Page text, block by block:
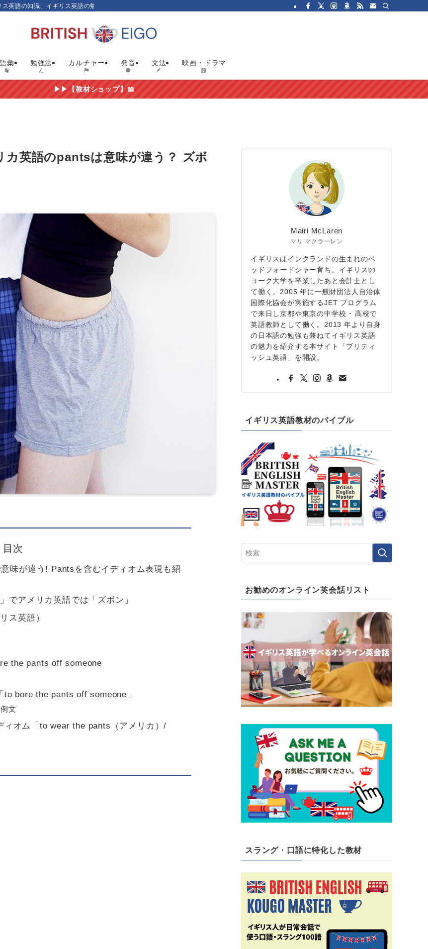
英語の知識、イギリス英語の勉強にお勧めの英語教材やイギリス映画・ドラマを紹介しています。イギリス人の性格や国民性、イギリスのカルチャ
語彙 勉強法 カルチャー 発音 文法 映画・ドラマ
▶▶【教材ショップ】📖
英語のpantsは意味が違う？ ズボ
目次
味が違う! Pantsを含むイディオム表現も紹
でアメリカ英語では「ズボン」
ス英語）
the pants off someone
to bore the pants off someone」
文
ィオム「to wear the pants（アメリカ）/
Mairi McLaren
マリ マクラーレン
イギリスはイングランドの生まれのベ
ッドフォードシャー育ち。イギリスの
ヨーク大学を卒業したあと会計士とし
て働く。2005 年に一般財団法人自治体
国際化協会が実施するJET プログラム
で来日し京都や東京の中学校 ･ 高校で
英語教師として働く。2013 年より自身
の日本語の勉強も兼ねてイギリス英語
の魅力を紹介する本サイト「ブリティ
ッシュ英語」を開設。
イギリス英語教材のバイブル
お勧めのオンライン英会話リスト
スラング・口語に特化した教材